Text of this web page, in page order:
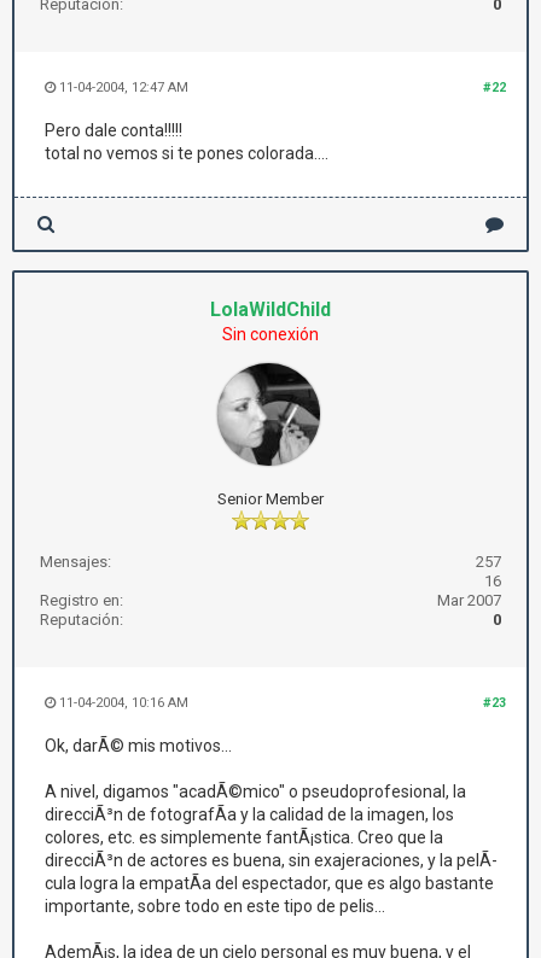
Reputación:
0
#22
11-04-2004, 12:47 AM
Pero dale conta!!!!!
total no vemos si te pones colorada....
LolaWildChild
Sin conexión
Senior Member
Mensajes:
257
16
Registro en:
Mar 2007
Reputación:
0
#23
11-04-2004, 10:16 AM
Ok, darÃ© mis motivos...
A nivel, digamos "acadÃ©mico" o pseudoprofesional, la
direcciÃ³n de fotografÃ­a y la calidad de la imagen, los
colores, etc. es simplemente fantÃ¡stica. Creo que la
direcciÃ³n de actores es buena, sin exajeraciones, y la pelÃ­
cula logra la empatÃ­a del espectador, que es algo bastante
importante, sobre todo en este tipo de pelis...
AdemÃ¡s, la idea de un cielo personal es muy buena, y el